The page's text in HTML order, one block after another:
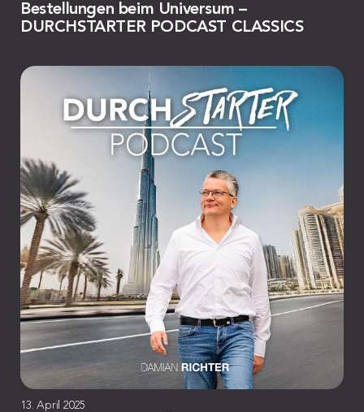
Bestellungen beim Universum –
DURCHSTARTER PODCAST CLASSICS
13. April 2025